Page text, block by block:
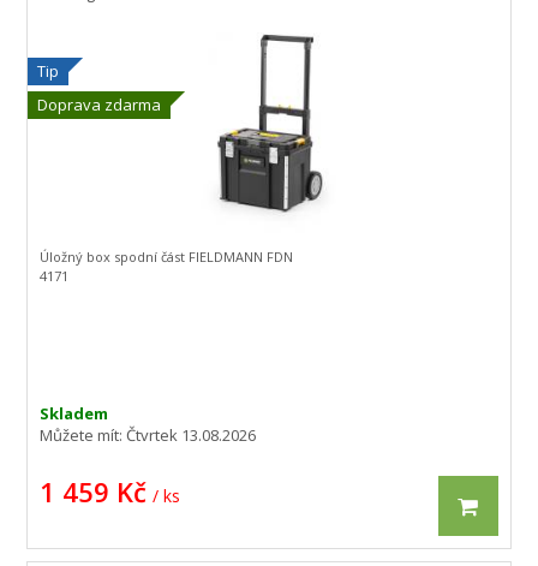
Tip
Doprava zdarma
Skladem
Můžete mít:Čtvrtek 13.08.2026
1 459 Kč / ks
Úložný box spodní část FIELDMANN FDN
4171